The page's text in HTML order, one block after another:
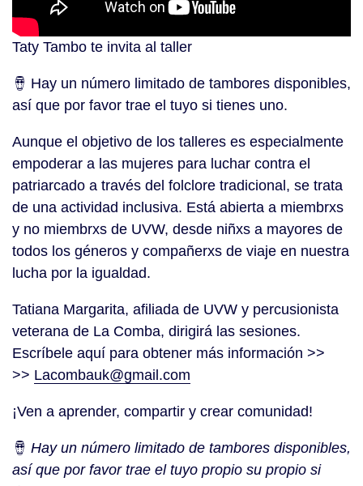
Taty Tambo te invita al taller
🪘 Hay un número limitado de tambores disponibles,
así que por favor trae el tuyo si tienes uno.
Aunque el objetivo de los talleres es especialmente
empoderar a las mujeres para luchar contra el
patriarcado a través del folclore tradicional, se trata
de una actividad inclusiva. Está abierta a miembrxs
y no miembrxs de UVW, desde niñxs a mayores de
todos los géneros y compañerxs de viaje en nuestra
lucha por la igualdad.
Tatiana Margarita, afiliada de UVW y percusionista
veterana de La Comba, dirigirá las sesiones.
Escríbele aquí para obtener más información >>
>> Lacombauk@gmail.com
¡Ven a aprender, compartir y crear comunidad!
🪘 Hay un número limitado de tambores disponibles,
así que por favor trae el tuyo propio su propio si